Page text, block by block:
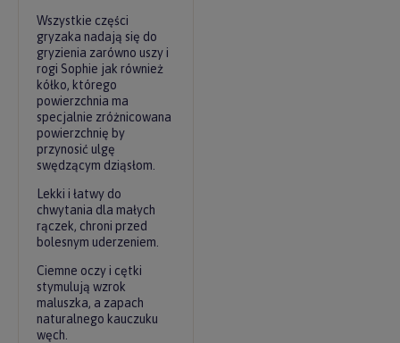
Wszystkie części
gryzaka nadają się do
gryzienia zarówno uszy i
rogi Sophie jak również
kółko, którego
powierzchnia ma
specjalnie zróżnicowana
powierzchnię by
przynosić ulgę
swędzącym dziąsłom.
Lekki i łatwy do
chwytania dla małych
rączek, chroni przed
bolesnym uderzeniem.
Ciemne oczy i cętki
stymulują wzrok
maluszka, a zapach
naturalnego kauczuku
węch.